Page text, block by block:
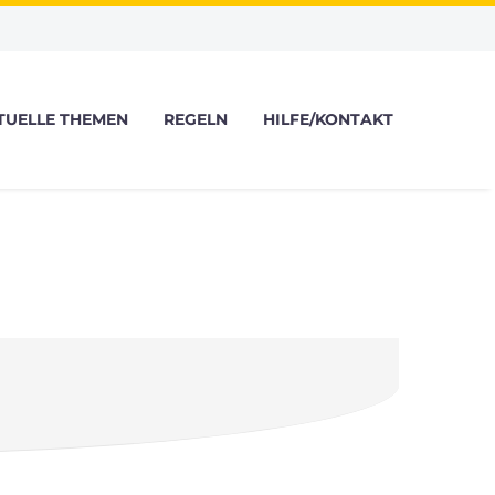
THEMEN REGELN HILFE/KONTAKT